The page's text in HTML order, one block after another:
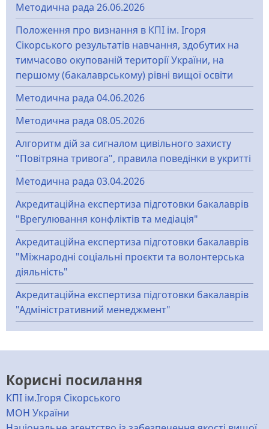
Методична рада 26.06.2026
Положення про визнання в КПІ ім. Ігоря
Сікорського результатів навчання, здобутих на
тимчасово окупованій території України, на
першому (бакалаврському) рівні вищої освіти
Методична рада 04.06.2026
Методична рада 08.05.2026
Алгоритм дій за сигналом цивільного захисту
"Повітряна тривога", правила поведінки в укритті
Методична рада 03.04.2026
Акредитаційна експертиза підготовки бакалаврів
"Врегулювання конфліктів та медіація"
Акредитаційна експертиза підготовки бакалаврів
"Міжнародні соціальні проєкти та волонтерська
діяльність"
Акредитаційна експертиза підготовки бакалаврів
"Адміністративний менеджмент"
Корисні посилання
КПІ ім.Ігоря Сікорського
МОН України